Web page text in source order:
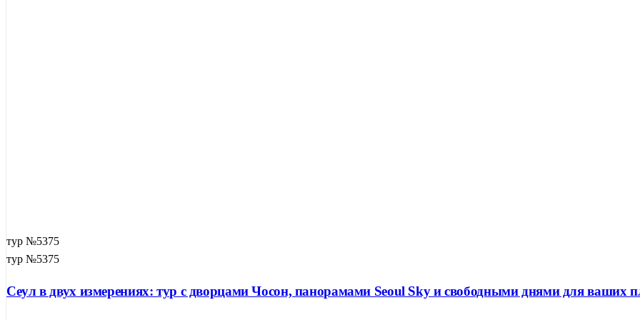
тур №5375
тур №5375
Сеул в двух измерениях: тур с дворцами Чосон, панорамами Seoul Sky и свободными днями для ваших